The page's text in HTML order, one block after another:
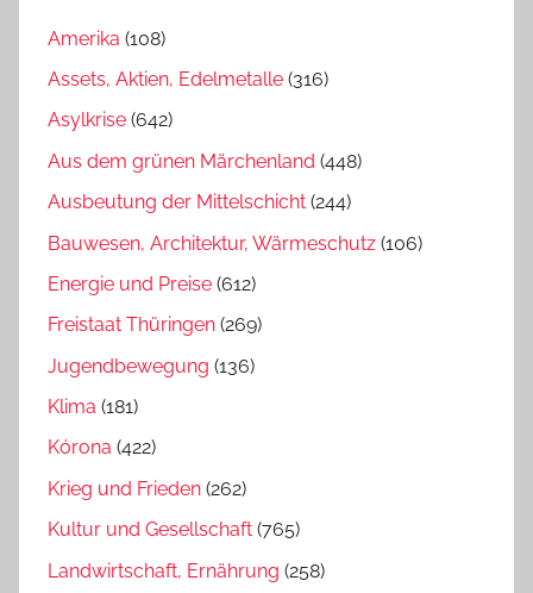
Amerika (108)
Assets, Aktien, Edelmetalle (316)
Asylkrise (642)
Aus dem grünen Märchenland (448)
Ausbeutung der Mittelschicht (244)
Bauwesen, Architektur, Wärmeschutz (106)
Energie und Preise (612)
Freistaat Thüringen (269)
Jugendbewegung (136)
Klima (181)
Kórona (422)
Krieg und Frieden (262)
Kultur und Gesellschaft (765)
Landwirtschaft, Ernährung (258)